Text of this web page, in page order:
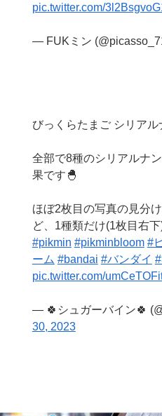
pic.twitter.com/
— FUKミン
びっくらたまご シリアル
全部で8種のシリアルナ
果です🐣
ほぼ2枚目の写真の見分
ど、1種類だけ(1枚目右
#pikmin #pikminbloom #
ーム #bandai #バンダイ
pic.twitter.com/
— 🍀シュガーバイン🍀
30, 2023